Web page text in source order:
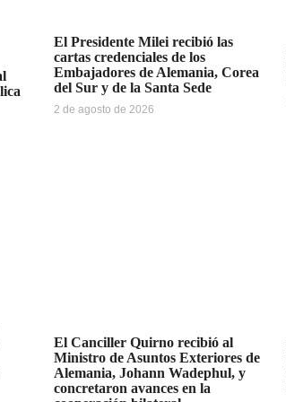
El Presidente Milei recibió las
cartas credenciales de los
Embajadores de Alemania, Corea
del Sur y de la Santa Sede
2 de agosto de 2026
El Canciller Quirno recibió al
Ministro de Asuntos Exteriores de
Alemania, Johann Wadephul, y
concretaron avances en la